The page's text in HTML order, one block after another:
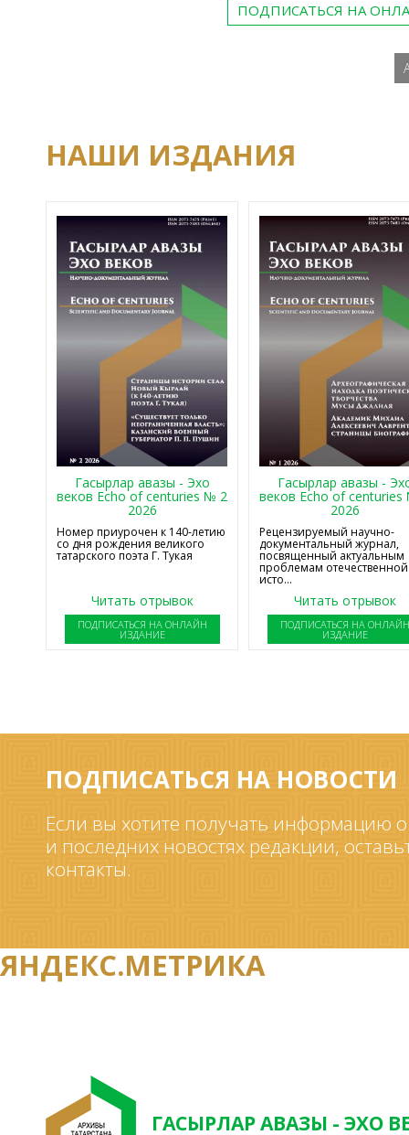
ПОДПИСАТЬСЯ НА
НАШИ ИЗДАНИЯ
Гасырлар авазы - Эхо
веков Echo of centuries № 2
2026
Номер приурочен к 140-летию
со дня рождения великого
татарского поэта Г. Тукая
Читать отрывок
ПОДПИСАТЬСЯ НА ОНЛАЙН
ИЗДАНИЕ
Гасырлар авазы -
веков Echo of
2026
Рецензируемый научно-
документальный журнал,
посвященный актуальным
проблемам отечественной
исто...
Читать отрывок
ПОДПИСАТЬСЯ НА
ИЗДАНИЕ
ПОДПИСАТЬСЯ НА НОВОСТИ
Если вы хотите получать информацию
и последних новостях редакции,
контакты.
ЯНДЕКС.МЕТРИКА
ГАСЫРЛАР АВАЗЫ - ЭХО